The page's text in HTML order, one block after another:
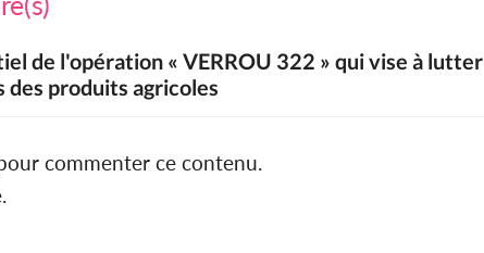
de l'opération « VERROU 322 » qui vise à lutter
produits agricoles
commenter ce contenu.